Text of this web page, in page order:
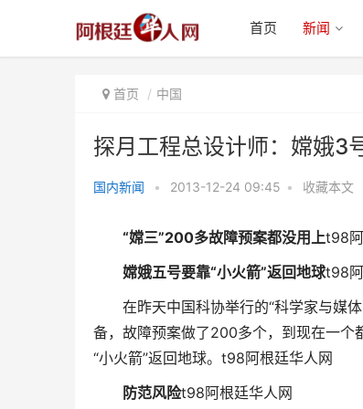
首页 新闻
首页 中国
探月工程总设计师：嫦娥3
国内新闻 • 2013-12-24 09:45 • 收藏本文
“嫦三”200多故障预案都没用上t98
嫦娥五号要靠“小火箭”返回地球t98
在昨天中国科协举行的“科学家与媒体
备，故障预案做了200多个，到现在一个
“小火箭”返回地球。 t98阿根廷华人网
防范风险t98阿根廷华人网
多故障预案没用上